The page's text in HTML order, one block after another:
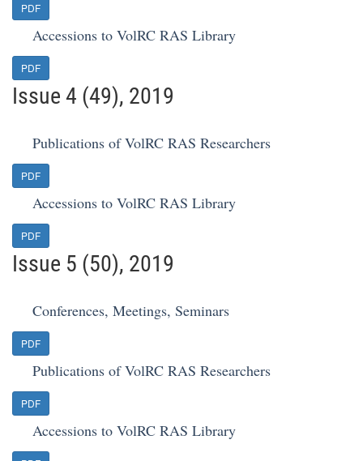
PDF
Accessions to VolRC RAS Library
PDF
Issue 4 (49), 2019
Publications of VolRC RAS Researchers
PDF
Accessions to VolRC RAS Library
PDF
Issue 5 (50), 2019
Conferences, Meetings, Seminars
PDF
Publications of VolRC RAS Researchers
PDF
Accessions to VolRC RAS Library